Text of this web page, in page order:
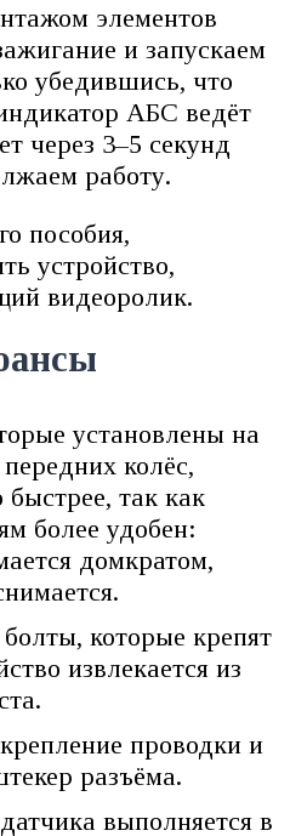
элементов
и запускаем
убедившись, что
АБС ведёт
через 3–5 секунд
работу.
пособия,
устройство,
видеоролик.
установлены на
колёс,
быстрее, так как
более удобен:
домкратом,
которые крепят
извлекается из
проводки и
разъёма.
выполняется в